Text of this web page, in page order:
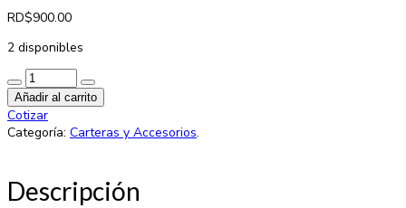
RD$900.00
2 disponibles
Añadir al carrito
Cotizar
Categoría: Carteras y Accesorios.
Descripción